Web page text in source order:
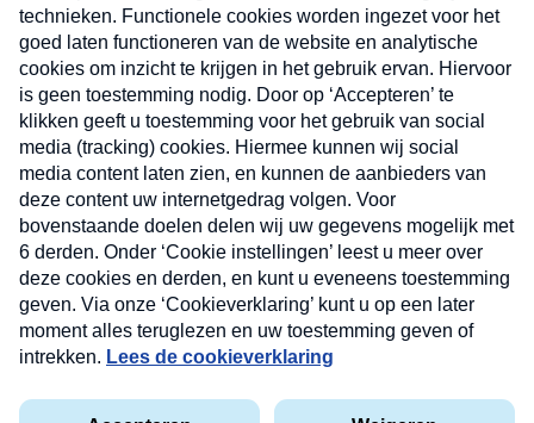
Verzend
Privacyverklaring
Cookieverklaring
Nieuwsbrief
Neem hier een gratis abonnement op onze
nieuwsbrief. Elke vrijdag- en dinsdagochtend in uw